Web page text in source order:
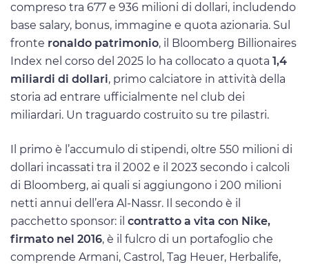
compreso tra 677 e 936 milioni di dollari, includendo
base salary, bonus, immagine e quota azionaria. Sul
fronte ronaldo patrimonio, il Bloomberg Billionaires
Index nel corso del 2025 lo ha collocato a quota 1,4
miliardi di dollari, primo calciatore in attività della
storia ad entrare ufficialmente nel club dei
miliardari. Un traguardo costruito su tre pilastri.
Il primo è l’accumulo di stipendi, oltre 550 milioni di
dollari incassati tra il 2002 e il 2023 secondo i calcoli
di Bloomberg, ai quali si aggiungono i 200 milioni
netti annui dell’era Al-Nassr. Il secondo è il
pacchetto sponsor: il contratto a vita con Nike,
firmato nel 2016, è il fulcro di un portafoglio che
comprende Armani, Castrol, Tag Heuer, Herbalife,